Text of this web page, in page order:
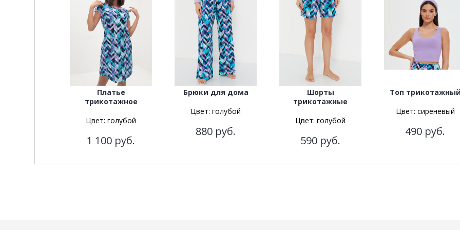
Платье
трикотажное
Цвет: голубой
1 100 руб.
Брюки для дома
Цвет: голубой
880 руб.
Шорты
трикотажные
Цвет: голубой
590 руб.
Топ
Цвет: сиреневый
490 руб.